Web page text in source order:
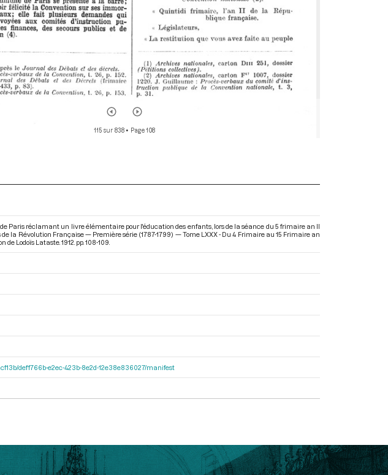
115 sur 838• Page 108
Paris réclamant un livre élémentaire pour l'éducation des enfants, lors de la séance du 5 frimaire an II
la Révolution Française — Première série (1787-1799) — Tome LXXX - Du 4 Frimaire au 15 Frimaire an
de Lodoïs Lataste. 1912. pp. 108-109.
deff766b-e2ec-423b-8e2d-12e38e836027/manifest